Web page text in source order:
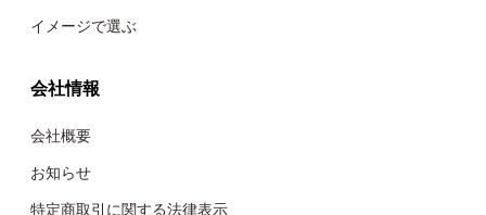
イメージで選ぶ
会社情報
会社概要
お知らせ
特定商取引に関する法律表示